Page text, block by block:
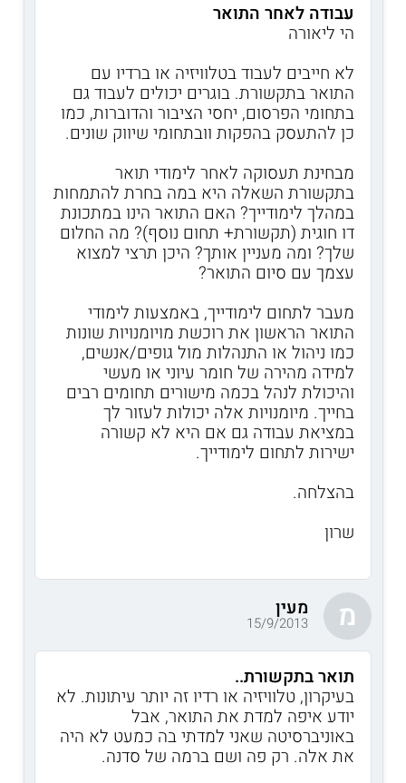
עבודה לאחר התואר
הי ליאורה
לא חייבים לעבוד בטלוויזיה או ברדיו עם
התואר בתקשורת. בוגרים יכולים לעבוד גם
בתחומי הפרסום, יחסי הציבור והדוברות, כמו
כן להתעסק בהפקות וובתחומי שיווק שונים.
מבחינת תעסוקה לאחר לימודי תואר
בתקשורת השאלה היא במה בחרת להתמחות
במהלך לימודייך? האם התואר הינו במתכונת
דו חוגית (תקשורת+ תחום נוסף)? מה החלום
שלך? ומה מעניין אותך? היכן תרצי למצוא
עצמך עם סיום התואר?
מעבר לתחום לימודייך, באמצעות לימודי
התואר הראשון את רוכשת מויומנויות שונות
כמו ניהול או התנהלות מול גופים/אנשים,
למידה מהירה של חומר עיוני או מעשי
והיכולת לנהל בכמה מישורים תחומים רבים
בחייך. מיומנויות אלה יכולות לעזור לך
במציאת עבודה גם אם היא לא קשורה
ישירות לתחום לימודייך.
בהצלחה.
שרון
מ מעין
15/9/2013
תואר בתקשורת..
בעיקרון, טלוויזיה או רדיו זה יותר עיתונות. לא
יודע איפה למדת את התואר, אבל
באוניברסיטה שאני למדתי בה כמעט לא היה
את אלה. רק פה ושם ברמה של סדנה.